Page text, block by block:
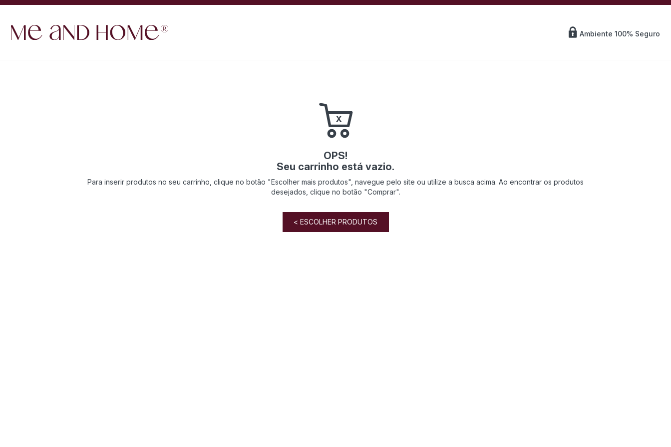
Ambiente 100% Seguro
OPS!
Seu carrinho está vazio.
Para inserir produtos no seu carrinho, clique no botão "Escolher mais produtos", navegue pelo site ou utilize a busca acima. Ao encontrar os produtos
desejados, clique no botão "Comprar".
< ESCOLHER PRODUTOS